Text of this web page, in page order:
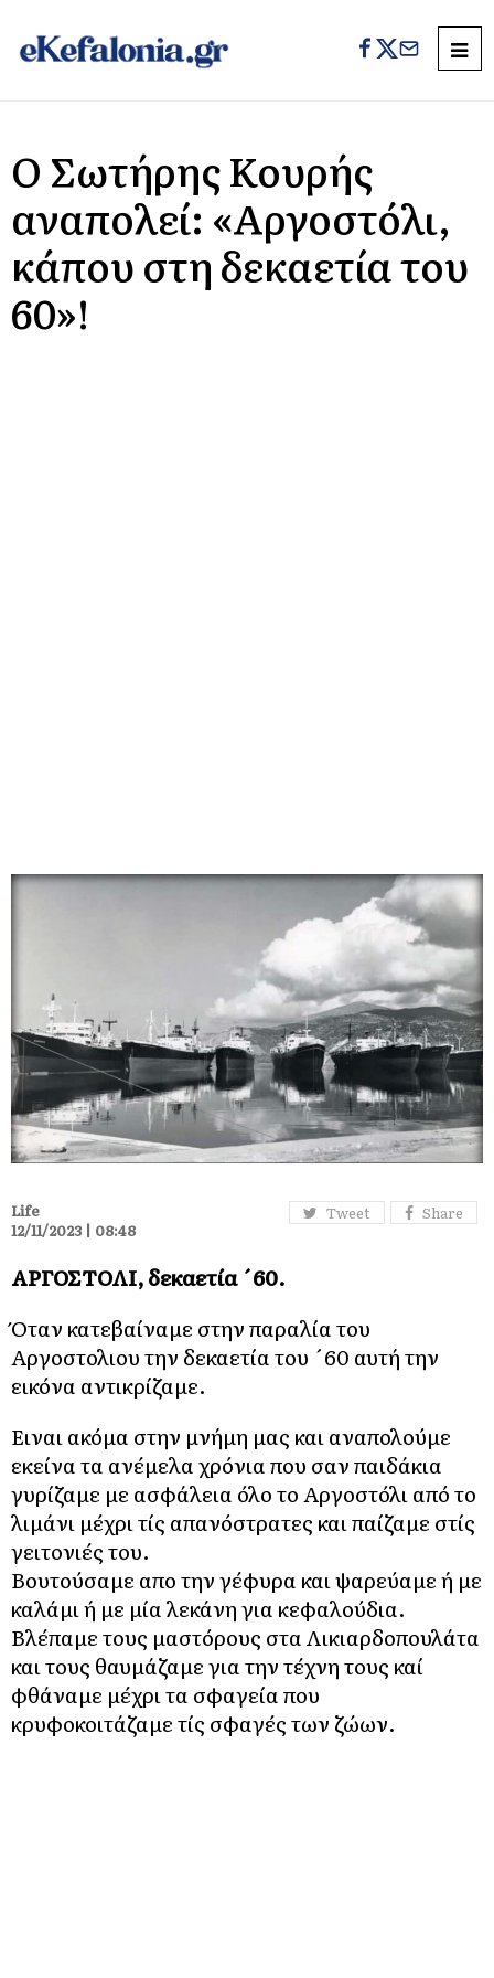
Ο Σωτήρης Κουρής
αναπολεί: «Αργοστόλι,
κάπου στη δεκαετία του
60»!
Tweet Share
Life
12/11/2023 | 08:48
ΑΡΓΟΣΤΟΛΙ, δεκαετία ´60.
Όταν κατεβαίναμε στην παραλία του
Αργοστολιου την δεκαετία του ´60 αυτή την
εικόνα αντικρίζαμε.
Ειναι ακόμα στην μνήμη μας και αναπολούμε
εκείνα τα ανέμελα χρόνια που σαν παιδάκια
γυρίζαμε με ασφάλεια όλο το Αργοστόλι από το
λιμάνι μέχρι τίς απανόστρατες και παίζαμε στίς
γειτονιές του.
Βουτούσαμε απο την γέφυρα και ψαρεύαμε ή με
καλάμι ή με μία λεκάνη για κεφαλούδια.
Βλέπαμε τους μαστόρους στα Λικιαρδοπουλάτα
και τους θαυμάζαμε για την τέχνη τους καί
φθάναμε μέχρι τα σφαγεία που
κρυφοκοιτάζαμε τίς σφαγές των ζώων.